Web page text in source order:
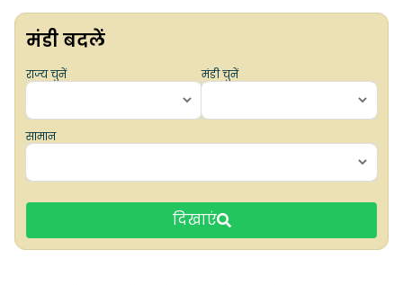
मंडी बदलें
राज्य चुनें मंडी चुनें
सामान
दिखाएं